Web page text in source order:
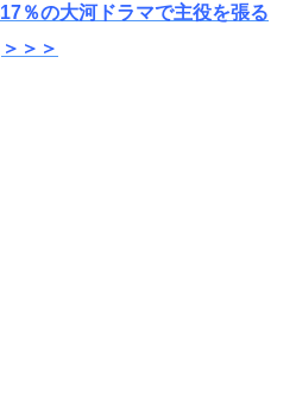
％の大河ドラマで主役を張る
＞＞＞